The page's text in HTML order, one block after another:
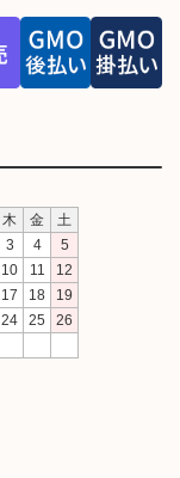
木 金
土
3 4
5
10 11
12
17 18
19
24 25
26